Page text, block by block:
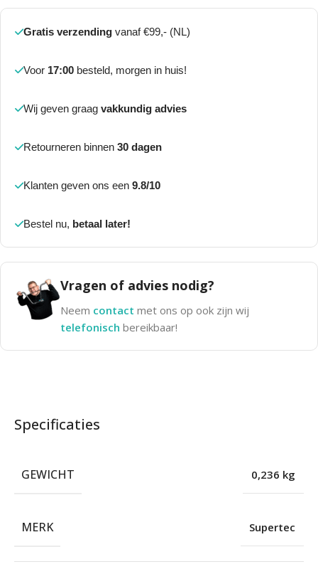
Gratis verzending vanaf €99,- (NL)
Voor 17:00 besteld, morgen in huis!
Wij geven graag vakkundig advies
Retourneren binnen 30 dagen
Klanten geven ons een 9.8/10
Bestel nu, betaal later!
Vragen of advies nodig?
Neem contact met ons op ook zijn wij
telefonisch bereikbaar!
Specificaties
GEWICHT 0,236 kg
MERK Supertec